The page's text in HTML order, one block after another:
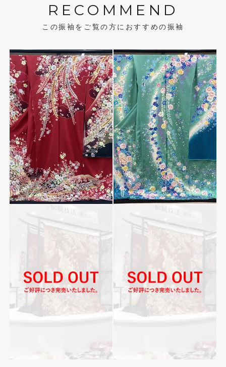
RECOMMEND
この振袖をご覧の方におすすめの振袖